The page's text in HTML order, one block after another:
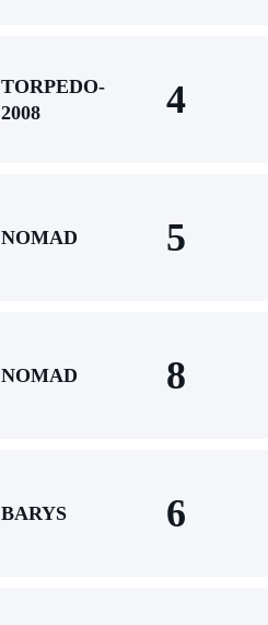
TORPEDO-
2008
4
NOMAD 5
NOMAD 8
BARYS 6